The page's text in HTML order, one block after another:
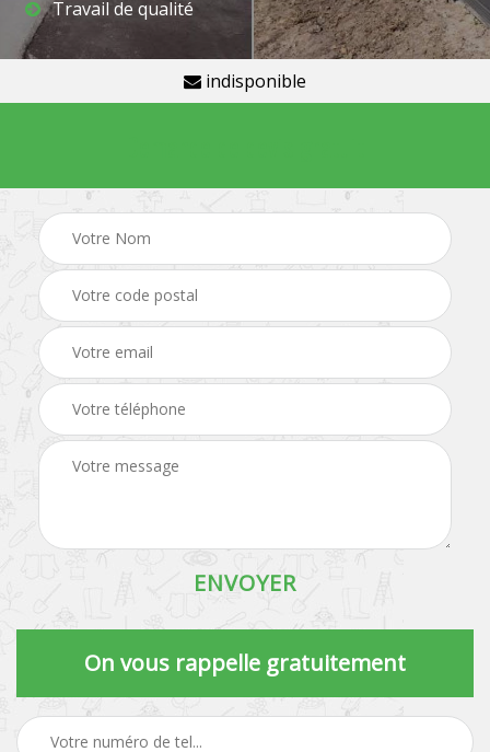
Travail de qualité
indisponible
On vous rappelle gratuitement